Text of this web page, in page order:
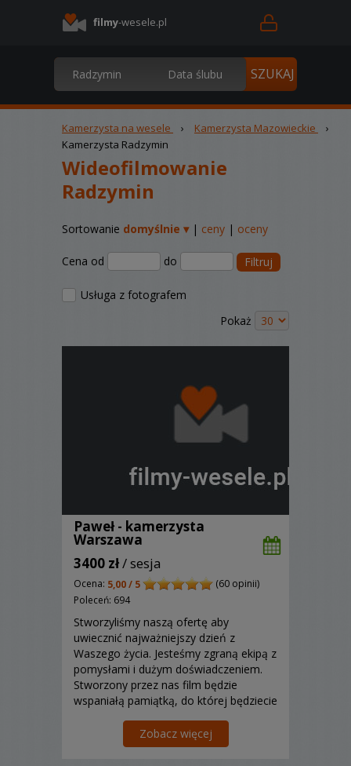
filmy-wesele.pl
Kamerzysta na wesele › Kamerzysta Mazowieckie
›
Kamerzysta Radzymin
Wideofilmowanie
Radzymin
Sortowanie domyślnie ▾| ceny | oceny
Cena od do Filtruj
Usługa z fotografem
Pokaż
Paweł - kamerzysta
Warszawa
3400 zł/ sesja
Ocena: 5,00 / 5
(60 opinii)
Poleceń: 694
Stworzyliśmy naszą ofertę aby
uwiecznić najważniejszy dzień z
Waszego życia. Jesteśmy zgraną ekipą z
pomysłami i dużym doświadczeniem.
Stworzony przez nas film będzie
wspaniałą pamiątką, do której będziecie
Zobacz więcej